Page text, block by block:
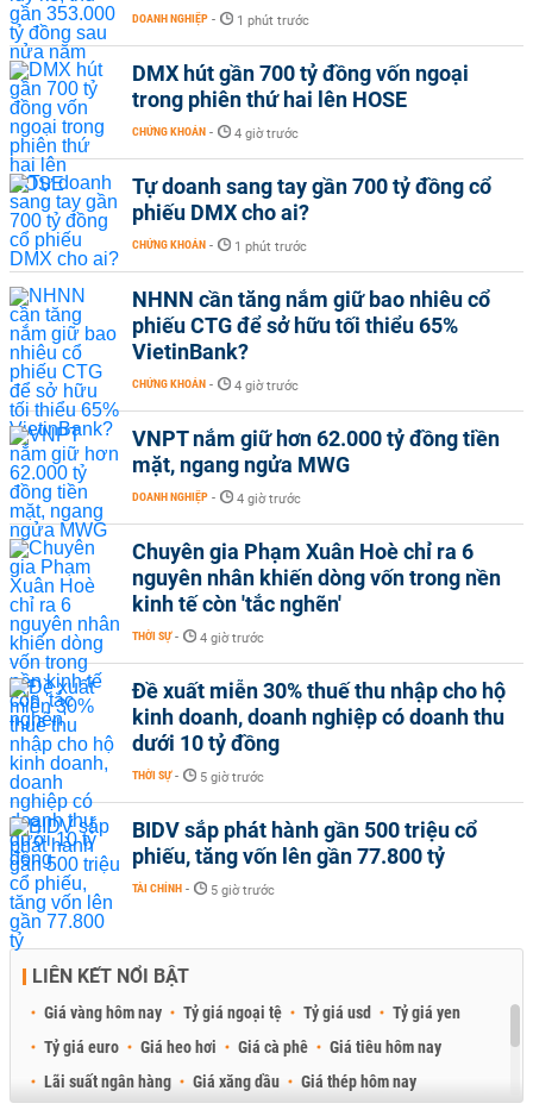
DOANH NGHIỆP - 1 phút trước
DMX hút gần 700 tỷ đồng vốn ngoại
trong phiên thứ hai lên HOSE
CHỨNG KHOÁN - 4 giờ trước
Tự doanh sang tay gần 700 tỷ đồng cổ
phiếu DMX cho ai?
CHỨNG KHOÁN - 1 phút trước
NHNN cần tăng nắm giữ bao nhiêu cổ
phiếu CTG để sở hữu tối thiểu 65%
VietinBank?
CHỨNG KHOÁN - 4 giờ trước
VNPT nắm giữ hơn 62.000 tỷ đồng tiền
mặt, ngang ngửa MWG
DOANH NGHIỆP - 4 giờ trước
Chuyên gia Phạm Xuân Hoè chỉ ra 6
nguyên nhân khiến dòng vốn trong nền
kinh tế còn 'tắc nghẽn'
THỜI SỰ - 4 giờ trước
Đề xuất miễn 30% thuế thu nhập cho hộ
kinh doanh, doanh nghiệp có doanh thu
dưới 10 tỷ đồng
THỜI SỰ - 5 giờ trước
BIDV sắp phát hành gần 500 triệu cổ
phiếu, tăng vốn lên gần 77.800 tỷ
TÀI CHÍNH - 5 giờ trước
LIÊN KẾT NỔI BẬT
Giá vàng hôm nay Tỷ giá ngoại tệ Tỷ giá usd
Tỷ giá yen
Tỷ giá euro
Giá heo hơi Giá cà phê
Giá tiêu hôm nay
Lãi suất ngân hàng
Giá xăng dầu
Giá thép hôm nay